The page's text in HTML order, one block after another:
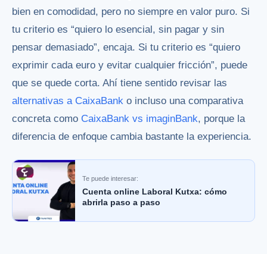
bien en comodidad, pero no siempre en valor puro. Si
tu criterio es “quiero lo esencial, sin pagar y sin
pensar demasiado”, encaja. Si tu criterio es “quiero
exprimir cada euro y evitar cualquier fricción”, puede
que se quede corta. Ahí tiene sentido revisar las
alternativas a CaixaBank o incluso una comparativa
concreta como CaixaBank vs imaginBank, porque la
diferencia de enfoque cambia bastante la experiencia.
Te puede interesar:
Cuenta online Laboral Kutxa: cómo
abrirla paso a paso